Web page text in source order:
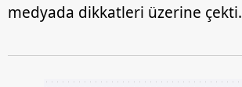
medyada dikkatleri üzerine çekti.